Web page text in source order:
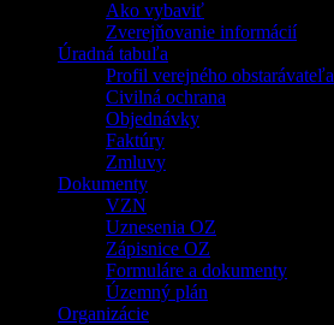
Ako vybaviť
Zverejňovanie informácií
Úradná tabuľa
Profil verejného obstarávateľa
Civilná ochrana
Objednávky
Faktúry
Zmluvy
Dokumenty
VZN
Uznesenia OZ
Zápisnice OZ
Formuláre a dokumenty
Územný plán
Organizácie